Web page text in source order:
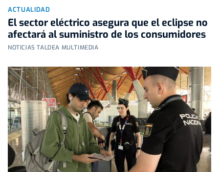
ACTUALIDAD
El sector eléctrico asegura que el eclipse no
afectará al suministro de los consumidores
NOTICIAS TALDEA MULTIMEDIA